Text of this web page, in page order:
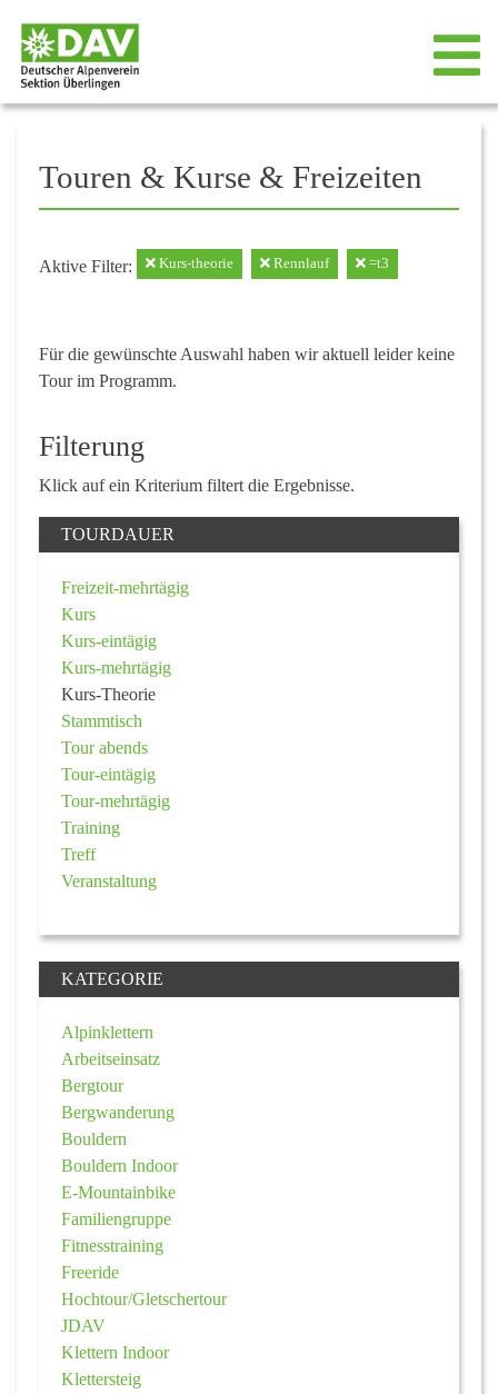
Touren & Kurse & Freizeiten
Aktive Filter: Kurs-theorie Rennlauf =t3
Für die gewünschte Auswahl haben wir aktuell leider keine
Tour im Programm.
Filterung
Klick auf ein Kriterium filtert die Ergebnisse.
TOURDAUER
Freizeit-mehrtägig
Kurs
Kurs-eintägig
Kurs-mehrtägig
Kurs-Theorie
Stammtisch
Tour abends
Tour-eintägig
Tour-mehrtägig
Training
Treff
Veranstaltung
KATEGORIE
Alpinklettern
Arbeitseinsatz
Bergtour
Bergwanderung
Bouldern
Bouldern Indoor
E-Mountainbike
Familiengruppe
Fitnesstraining
Freeride
Hochtour/Gletschertour
JDAV
Klettern Indoor
Klettersteig